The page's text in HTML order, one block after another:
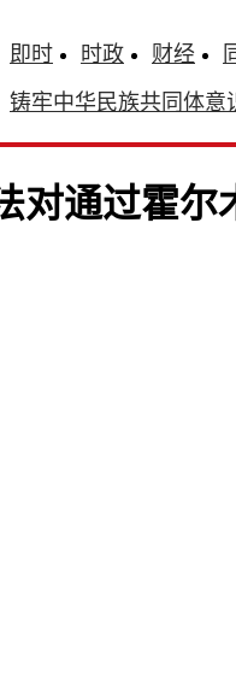
即时 时政 财经
铸牢中华民族共同体意
对通过霍